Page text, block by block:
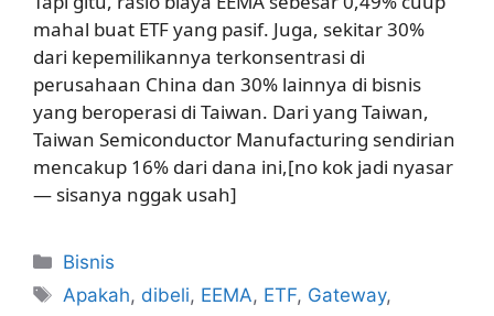
mahal buat ETF yang pasif. Juga, sekitar 30%
dari kepemilikannya terkonsentrasi di
perusahaan China dan 30% lainnya di bisnis
yang beroperasi di Taiwan. Dari yang Taiwan,
Taiwan Semiconductor Manufacturing sendirian
mencakup 16% dari dana ini,[no kok jadi nyasar
— sisanya nggak usah]
Kategori
Bisnis
Tag
Apakah, dibeli, EEMA, ETF, Gateway,